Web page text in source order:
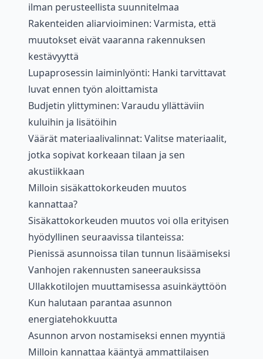
ilman perusteellista suunnitelmaa
Rakenteiden aliarvioiminen: Varmista, että
muutokset eivät vaaranna rakennuksen
kestävyyttä
Lupaprosessin laiminlyönti: Hanki tarvittavat
luvat ennen työn aloittamista
Budjetin ylittyminen: Varaudu yllättäviin
kuluihin ja lisätöihin
Väärät materiaalivalinnat: Valitse materiaalit,
jotka sopivat korkeaan tilaan ja sen
akustiikkaan
Milloin sisäkattokorkeuden muutos
kannattaa?
Sisäkattokorkeuden muutos voi olla erityisen
hyödyllinen seuraavissa tilanteissa:
Pienissä asunnoissa tilan tunnun lisäämiseksi
Vanhojen rakennusten saneerauksissa
Ullakkotilojen muuttamisessa asuinkäyttöön
Kun halutaan parantaa asunnon
energiatehokkuutta
Asunnon arvon nostamiseksi ennen myyntiä
Milloin kannattaa kääntyä ammattilaisen